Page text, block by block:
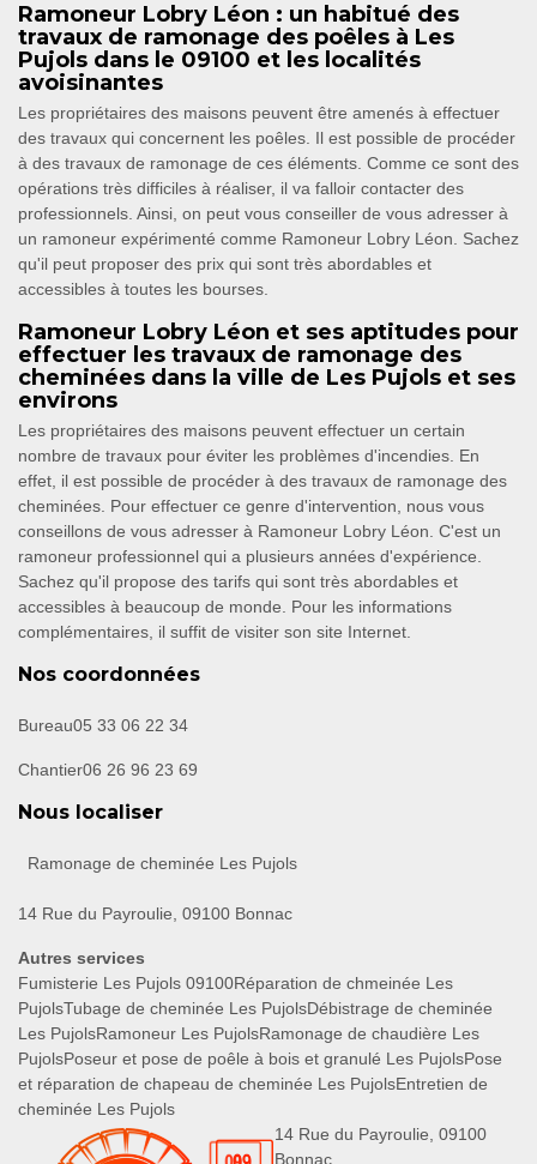
Ramoneur Lobry Léon : un habitué des
travaux de ramonage des poêles à Les
Pujols dans le 09100 et les localités
avoisinantes
Les propriétaires des maisons peuvent être amenés à effectuer
des travaux qui concernent les poêles. Il est possible de procéder
à des travaux de ramonage de ces éléments. Comme ce sont des
opérations très difficiles à réaliser, il va falloir contacter des
professionnels. Ainsi, on peut vous conseiller de vous adresser à
un ramoneur expérimenté comme Ramoneur Lobry Léon. Sachez
qu'il peut proposer des prix qui sont très abordables et
accessibles à toutes les bourses.
Ramoneur Lobry Léon et ses aptitudes pour
effectuer les travaux de ramonage des
cheminées dans la ville de Les Pujols et ses
environs
Les propriétaires des maisons peuvent effectuer un certain
nombre de travaux pour éviter les problèmes d'incendies. En
effet, il est possible de procéder à des travaux de ramonage des
cheminées. Pour effectuer ce genre d'intervention, nous vous
conseillons de vous adresser à Ramoneur Lobry Léon. C'est un
ramoneur professionnel qui a plusieurs années d'expérience.
Sachez qu'il propose des tarifs qui sont très abordables et
accessibles à beaucoup de monde. Pour les informations
complémentaires, il suffit de visiter son site Internet.
Nos coordonnées
Bureau05 33 06 22 34
Chantier06 26 96 23 69
Nous localiser
Ramonage de cheminée Les Pujols
14 Rue du Payroulie, 09100 Bonnac
Autres services
Fumisterie Les Pujols 09100Réparation de chmeinée Les
PujolsTubage de cheminée Les PujolsDébistrage de cheminée
Les PujolsRamoneur Les PujolsRamonage de chaudière Les
PujolsPoseur et pose de poêle à bois et granulé Les PujolsPose
et réparation de chapeau de cheminée Les PujolsEntretien de
cheminée Les Pujols
14 Rue du Payroulie, 09100
Bonnac